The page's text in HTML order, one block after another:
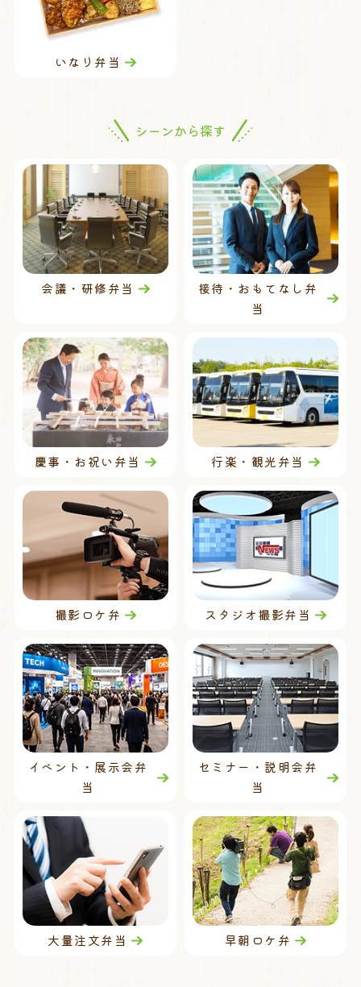
いなり弁当
シーンから探す
会議・研修弁当
接待・おもてなし弁
当
慶事・お祝い弁当 行楽・観光弁当
撮影ロケ弁 スタジオ撮影弁当
イベント・展示会弁
当
セミナー・説明会弁
当
大量注文弁当 早朝ロケ弁